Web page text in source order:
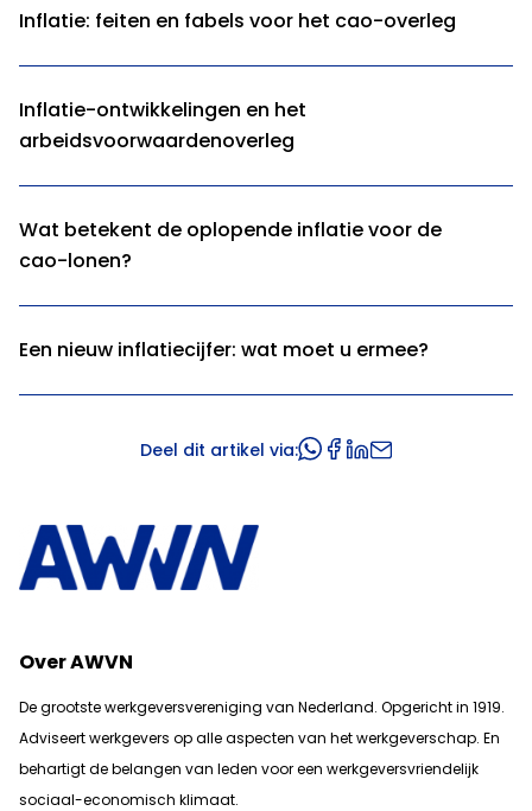
Inflatie: feiten en fabels voor het cao-overleg
Inflatie-ontwikkelingen en het
arbeidsvoorwaardenoverleg
Wat betekent de oplopende inflatie voor de
cao-lonen?
Een nieuw inflatiecijfer: wat moet u ermee?
Deel dit artikel via:
Over AWVN
De grootste werkgeversvereniging van Nederland. Opgericht in 1919.
Adviseert werkgevers op alle aspecten van het werkgeverschap. En
behartigt de belangen van leden voor een werkgeversvriendelijk
sociaal-economisch klimaat.